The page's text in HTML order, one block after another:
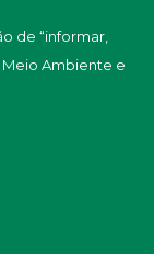
de “informar,
Ambiente e